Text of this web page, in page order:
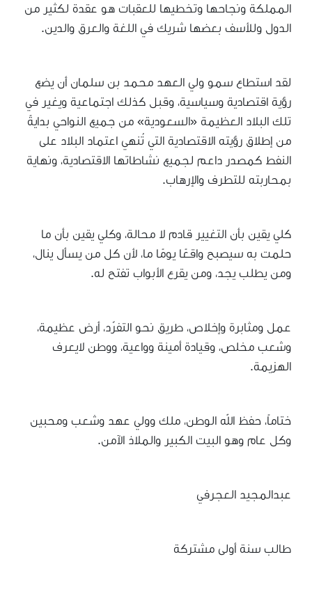
المملكة ونجاحها وتخطيها للعقبات هو عقدة لكثير من
الدول وللأسف بعضها شريك في اللغة والعرق والدين.
لقد استطاع سمو ولي العهد محمد بن سلمان أن يضع
رؤية اقتصادية وسياسية، وقبل كذلك اجتماعية ويغير في
تلك البلاد العظيمة «السعودية» من جميع النواحي بدايةً
من إطلاق رؤيته الاقتصادية التي تُنهي اعتماد البلاد على
النفط كمصدر داعم لجميع نشاطاتها الاقتصادية، ونهاية
بمحاربته للتطرف والإرهاب.
كلي يقين بأن التغيير قادم لا محالة، وكلي يقين بأن ما
حلمت به سيصبح واقعًا يومًا ما، لأن كل من يسأل ينال،
ومن يطلب يجد، ومن يقرع الأبواب تفتح له.
عمل ومثابرة وإخلاص، طريق نحو التفرّد، أرض عظيمة،
وشعب مخلص، وقيادة أمينة وواعية، ووطن لايعرف
الهزيمة.
ختاماً، حفظ الله الوطن، ملك وولي عهد وشعب ومحبين
وكل عام وهو البيت الكبير والملاذ الآمن.
عبدالمجيد العجرفي
طالب سنة أولى مشتركة